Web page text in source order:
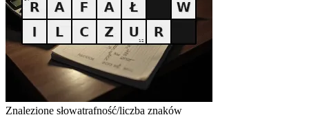
Znalezione słowatrafność/liczba znaków